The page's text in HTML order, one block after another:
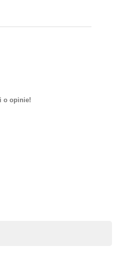
o opinie!